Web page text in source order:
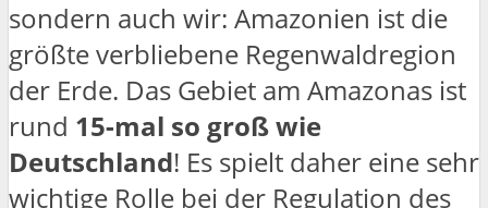
sondern auch wir: Amazonien ist die
größte verbliebene Regenwaldregion
der Erde. Das Gebiet am Amazonas ist
rund 15-mal so groß wie
Deutschland! Es spielt daher eine sehr
wichtige Rolle bei der Regulation des